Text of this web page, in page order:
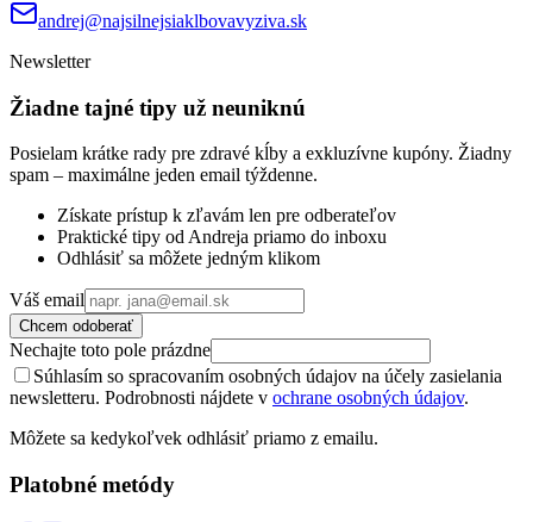
andrej@najsilnejsiaklbovavyziva.sk
Newsletter
Žiadne tajné tipy už neuniknú
Posielam krátke rady pre zdravé kĺby a exkluzívne kupóny. Žiadny
spam – maximálne jeden email týždenne.
Získate prístup k zľavám len pre odberateľov
Praktické tipy od Andreja priamo do inboxu
Odhlásiť sa môžete jedným klikom
Váš email
Chcem odoberať
Nechajte toto pole prázdne
Súhlasím so spracovaním osobných údajov na účely zasielania
newsletteru. Podrobnosti nájdete v ochrane osobných údajov.
Môžete sa kedykoľvek odhlásiť priamo z emailu.
Platobné metódy